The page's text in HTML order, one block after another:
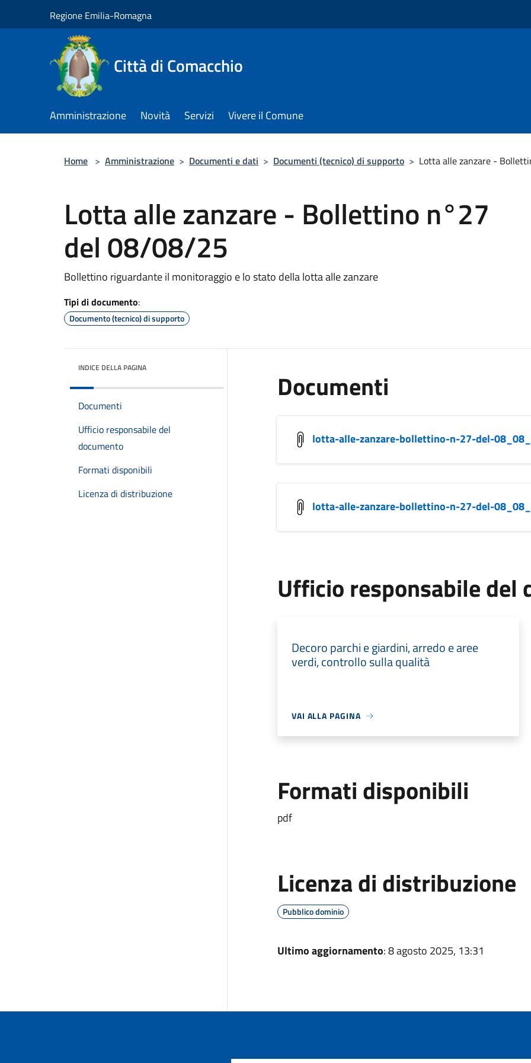
Regione Emilia-Romagna
Città di Comacchio
Amministrazione Novità Servizi Vivere il Comune
Home > Amministrazione > Documenti e dati > Documenti (tecnico) di supporto > Lotta alle zanzare -
Lotta alle zanzare - Bollettino n°27
del 08/08/25
Bollettino riguardante il monitoraggio e lo stato della lotta alle zanzare
Tipi di documento:
Documento (tecnico) di supporto
INDICE DELLA PAGINA
Documenti
Ufficio responsabile del
documento
Formati disponibili
Licenza di distribuzione
Documenti
lotta-alle-zanzare-bollettino-n-27-del-
lotta-alle-zanzare-bollettino-n-27-del-
Ufficio responsabile del
Decoro parchi e giardini, arredo e aree
verdi, controllo sulla qualità
VAI ALLA PAGINA
Formati disponibili
pdf
Licenza di distribuzione
Pubblico dominio
Ultimo aggiornamento: 8 agosto 2025, 13:31